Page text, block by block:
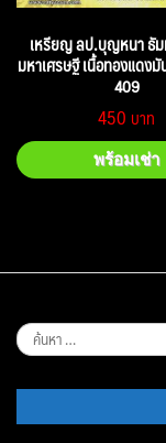
เหรียญ ลป.บุญหนา ธั
มหาเศรษฐี เนื้อทองแดง
409
450
พร้อมเช่า
ค้นหา
สำหรับ: